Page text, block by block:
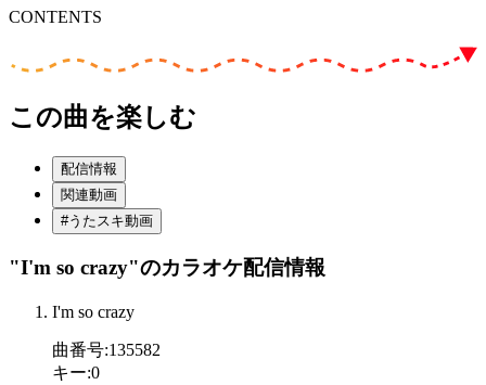
CONTENTS
この曲を楽しむ
配信情報
関連動画
#うたスキ動画
"I'm so crazy"のカラオケ配信情報
I'm so crazy
曲番号:135582
キー:0